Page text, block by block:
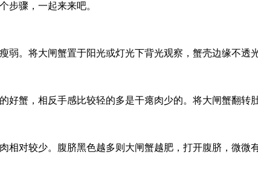
步骤，一起来来吧。
。将大闸蟹置于阳光或灯光下背光观察，蟹壳边缘不透
蟹，相反手感比较轻的多是干瘪肉少的。将大闸蟹翻转
相对较少。腹脐黑色越多则大闸蟹越肥，打开腹脐，微